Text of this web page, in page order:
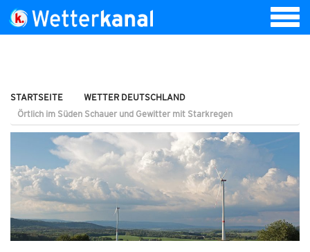
STARTSEITE
WETTER DEUTSCHLAND
Örtlich im Süden Schauer und Gewitter mit Starkregen